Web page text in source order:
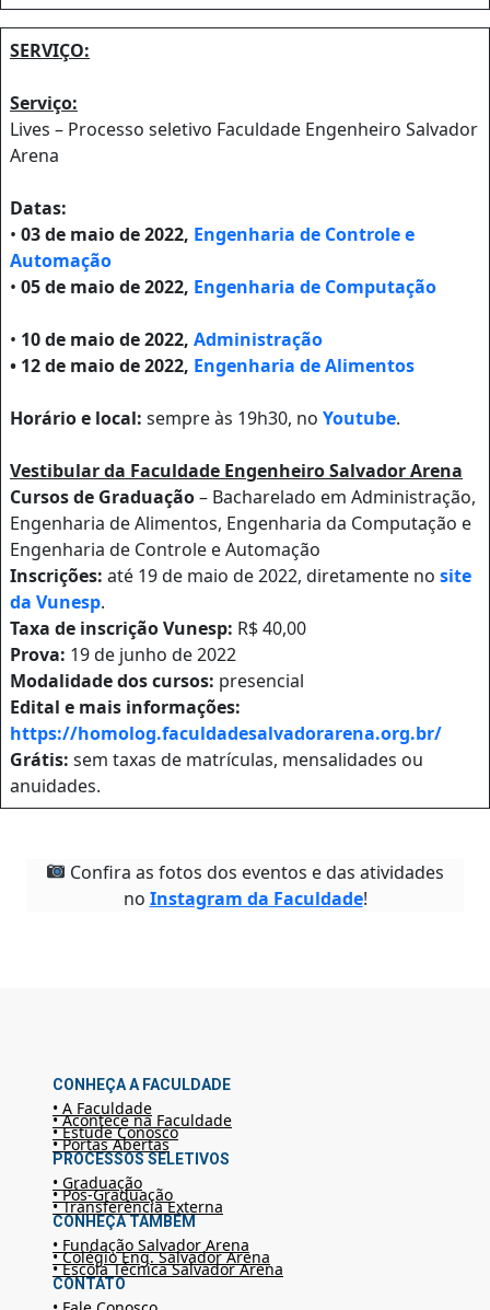
SERVIÇO:
Serviço:
Lives – Processo seletivo Faculdade Engenheiro Salvador
Arena
Datas:
• 03 de maio de 2022, Engenharia de Controle e
Automação
• 05 de maio de 2022, Engenharia de Computação
• 10 de maio de 2022, Administração
• 12 de maio de 2022, Engenharia de Alimentos
Horário e local: sempre às 19h30, no Youtube.
Vestibular da Faculdade Engenheiro Salvador Arena
Cursos de Graduação– Bacharelado em Administração,
Engenharia de Alimentos, Engenharia da Computação e
Engenharia de Controle e Automação
Inscrições: até 19 de maio de 2022, diretamente no site
da Vunesp.
Taxa de inscrição Vunesp: R$ 40,00
Prova: 19 de junho de 2022
Modalidade dos cursos: presencial
Edital e mais informações:
https://homolog.faculdadesalvadorarena.org.br/
Grátis: sem taxas de matrículas, mensalidades ou
anuidades.
Confira as fotos dos eventos e das atividades
no Instagram da Faculdade!
CONHEÇA A FACULDADE
• A Faculdade
• Acontece na Faculdade
• Estude Conosco
• Portas Abertas
PROCESSOS SELETIVOS
• Graduação
• Pós-Graduação
• Transferência Externa
CONHEÇA TAMBÉM
• Fundação Salvador Arena
• Colégio Eng. Salvador Arena
• Escola Técnica Salvador Arena
CONTATO